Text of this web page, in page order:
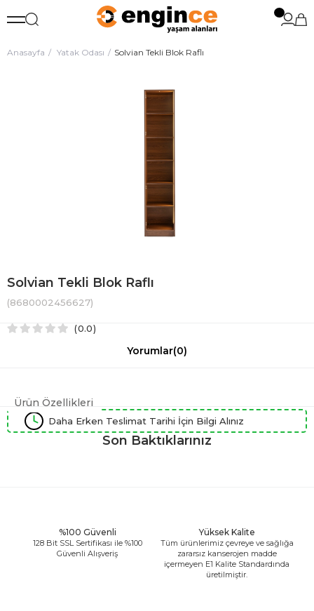
Anasayfa Yatak Odası Solvian Tekli Blok Raflı
Solvian Tekli Blok Raflı
(8680002456627)
0.0
Yorumlar(0)
Ürün Özellikleri
Daha Erken Teslimat Tarihi İçin Bilgi Alınız
Son Baktıklarınız
%100 Güvenli
128 Bit SSL Sertifikası ile %100
Güvenli Alışveriş
Yüksek Kalite
Tüm ürünlerimiz çevreye ve sağlığa
zararsız kanserojen madde
içermeyen E1 Kalite Standardında
üretilmiştir.